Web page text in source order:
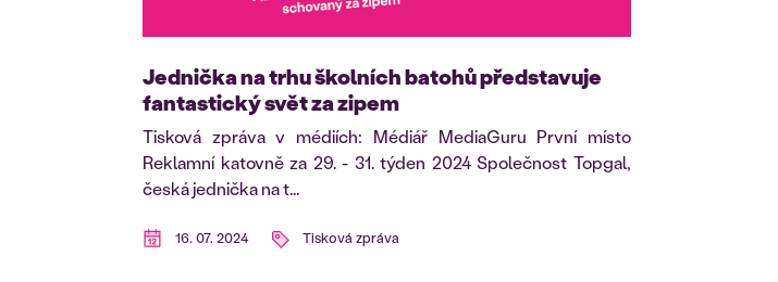
Jednička na trhu školních batohů představuje
fantastický svět za zipem
Tisková zpráva v médiích: Médiář MediaGuru První místo
Reklamní katovně za 29. - 31. týden 2024 Společnost Topgal,
česká jednička na t...
16. 07. 2024 Tisková zpráva